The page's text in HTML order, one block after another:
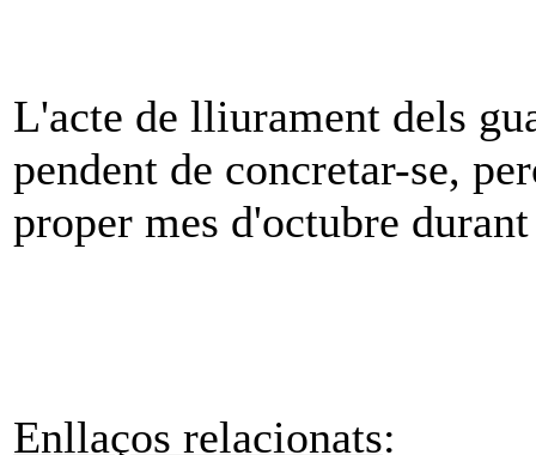
L'acte de lliurament dels
pendent de concretar-se,
proper mes d'octubre
Enllaços relacionats: